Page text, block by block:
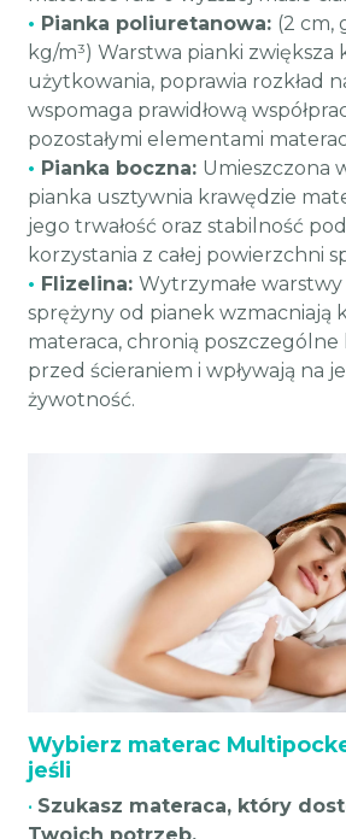
• Pianka poliuretanowa: (2 cm,
kg/m³) Warstwa pianki zwiększa
użytkowania, poprawia rozkład
wspomaga prawidłową
pozostałymi elementami
• Pianka boczna: Umieszczona
pianka usztywnia krawędzie
jego trwałość oraz stabilność
korzystania z całej powierzchni
• Flizelina: Wytrzymałe
sprężyny od pianek wzmacniają
materaca, chronią
przed ścieraniem i wpływają na
żywotność.
Wybierz materac
jeśli
• Szukasz materaca, który